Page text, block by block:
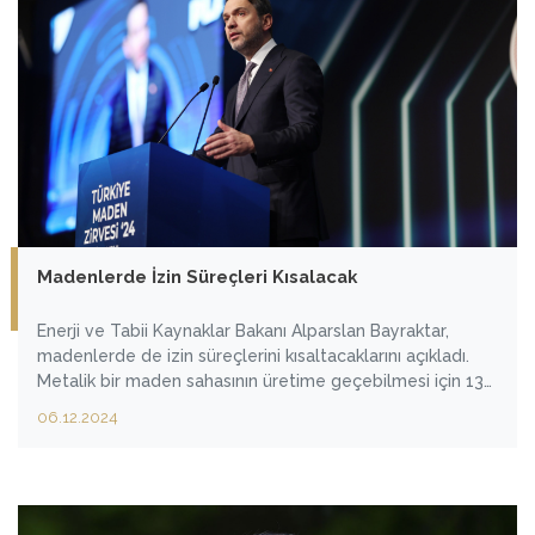
Madenlerde İzin Süreçleri Kısalacak
Enerji ve Tabii Kaynaklar Bakanı Alparslan Bayraktar,
madenlerde de izin süreçlerini kısaltacaklarını açıkladı.
Metalik bir maden sahasının üretime geçebilmesi için 13
güvenilirliği ve öngörülebilirliği arttırmayı, izin süreçlerini
madenlerde ülkemizin arz güvenliğini sağlamayı
06.12.2024